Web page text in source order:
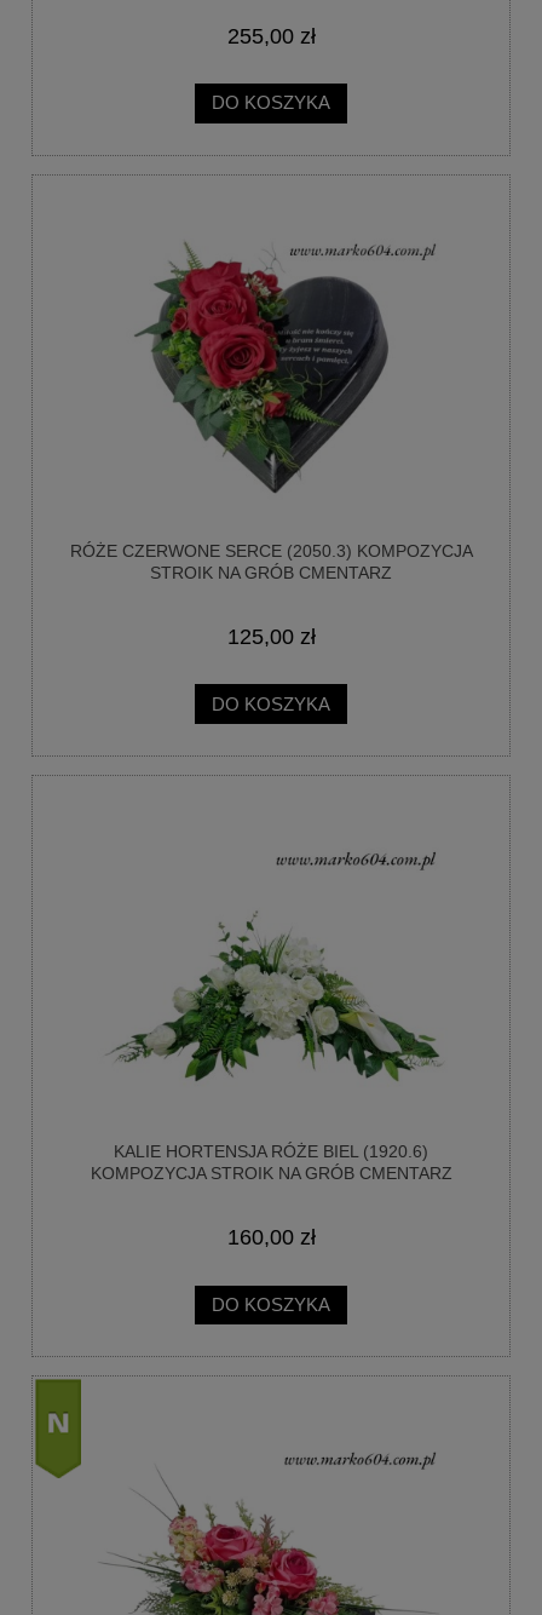
255,00 zł
DO KOSZYKA
RÓŻE CZERWONE SERCE (2050.3) KOMPOZYCJA
STROIK NA GRÓB CMENTARZ
125,00 zł
DO KOSZYKA
KALIE HORTENSJA RÓŻE BIEL (1920.6)
KOMPOZYCJA STROIK NA GRÓB CMENTARZ
160,00 zł
DO KOSZYKA